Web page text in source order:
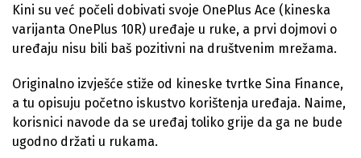
Kini su već počeli dobivati svoje OnePlus Ace (kineska
varijanta OnePlus 10R) uređaje u ruke, a prvi dojmovi o
uređaju nisu bili baš pozitivni na društvenim mrežama.
Originalno izvješće stiže od kineske tvrtke Sina Finance,
a tu opisuju početno iskustvo korištenja uređaja. Naime,
korisnici navode da se uređaj toliko grije da ga ne bude
ugodno držati u rukama.